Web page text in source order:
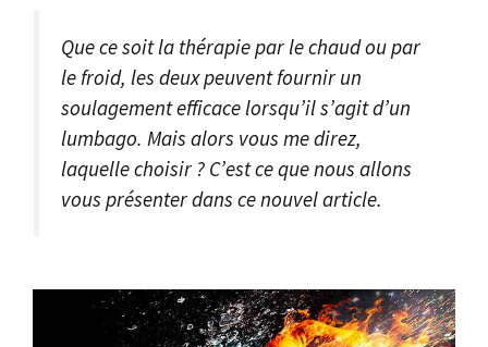
Que ce soit la thérapie par le chaud ou par
le froid, les deux peuvent fournir un
soulagement efficace lorsqu’il s’agit d’un
lumbago. Mais alors vous me direz,
laquelle choisir ? C’est ce que nous allons
vous présenter dans ce nouvel article.